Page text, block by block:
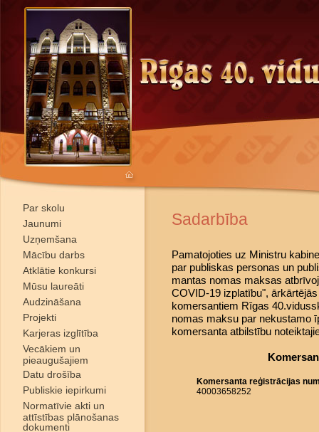
Par skolu
Jaunumi
Uzņemšana
Mācību darbs
Atklātie konkursi
Mūsu laureāti
Audzināšana
Projekti
Karjeras izglītība
Vecākiem un
pieaugušajiem
Datu drošība
Publiskie iepirkumi
Normatīvie akti un
attīstības plānošanas
dokumenti
Sadarbība
Pamatojoties uz Ministru
par publiskas personas un
mantas nomas maksas
COVID-19 izplatību",
komersantiem Rīgas
nomas maksu par nekustamo
komersanta atbilstību
Komersanta reģistrācijas
40003658252